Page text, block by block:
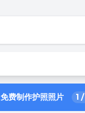
免费制作护照照片 1 /